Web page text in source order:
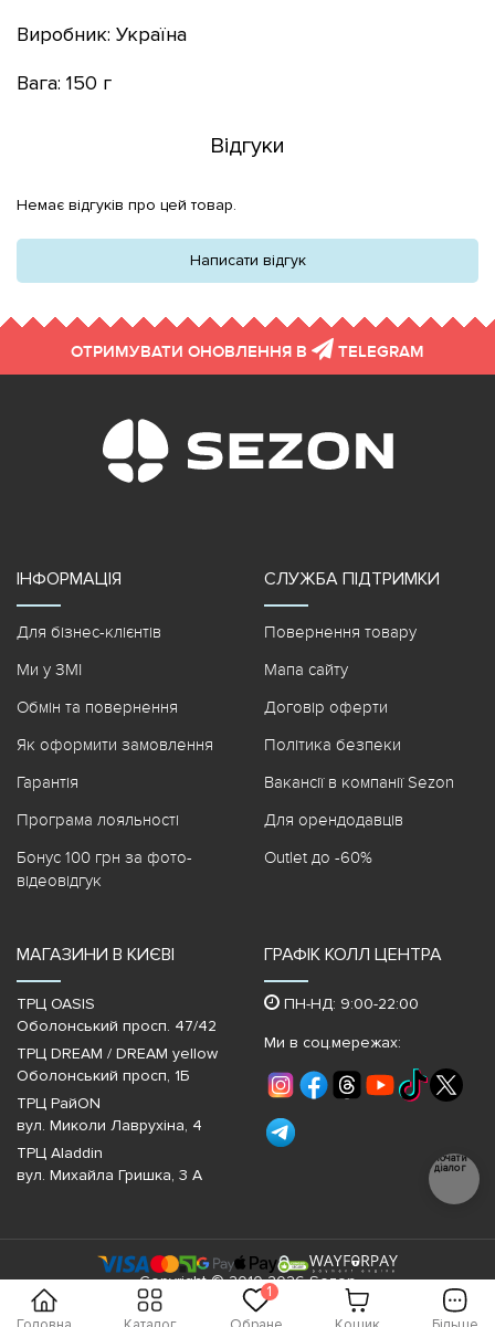
1
Виробник: Україна
Вага: 150 г
Відгуки
Немає відгуків про цей товар.
Написати відгук
ОТРИМУВАТИ ОНОВЛЕННЯ В TELEGRAM
ІНФОРМАЦІЯ
Для бізнес-клієнтів
Ми у ЗМІ
Обмін та повернення
Як оформити замовлення
Гарантія
Програма лояльності
Бонус 100 грн за фото-
відеовідгук
СЛУЖБА ПІДТРИМКИ
Повернення товару
Мапа сайту
Договір оферти
Політика безпеки
Вакансії в компанії Sezon
Для орендодавців
Outlet до -60%
МАГАЗИНИ В КИЄВІ
ТРЦ OASIS
Оболонський просп. 47/42
ТРЦ DREAM / DREAM yellow
Оболонський просп, 1Б
ТРЦ РайON
вул. Миколи Лаврухіна, 4
ТРЦ Aladdin
вул. Михайла Гришка, 3 А
ГРАФІК КОЛЛ ЦЕНТРА
ПН-НД: 9:00-22:00
Ми в соц.мережах:
Copyright © 2010-2026 Sezon
Почати
діалог